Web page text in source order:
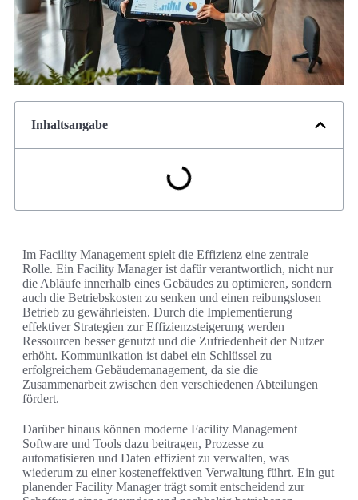
Inhaltsangabe
Im Facility Management spielt die Effizienz eine zentrale
Rolle. Ein Facility Manager ist dafür verantwortlich, nicht nur
die Abläufe innerhalb eines Gebäudes zu optimieren, sondern
auch die Betriebskosten zu senken und einen reibungslosen
Betrieb zu gewährleisten. Durch die Implementierung
effektiver Strategien zur Effizienzsteigerung werden
Ressourcen besser genutzt und die Zufriedenheit der Nutzer
erhöht. Kommunikation ist dabei ein Schlüssel zu
erfolgreichem Gebäudemanagement, da sie die
Zusammenarbeit zwischen den verschiedenen Abteilungen
fördert.
Darüber hinaus können moderne Facility Management
Software und Tools dazu beitragen, Prozesse zu
automatisieren und Daten effizient zu verwalten, was
wiederum zu einer kosteneffektiven Verwaltung führt. Ein gut
planender Facility Manager trägt somit entscheidend zur